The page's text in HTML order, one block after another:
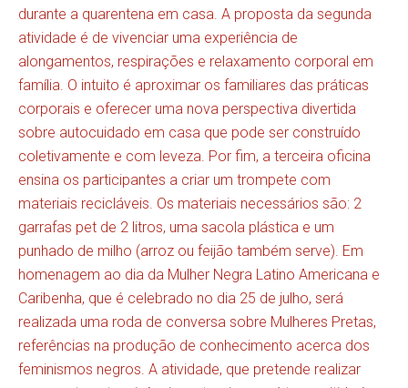
durante a quarentena em casa. A proposta da segunda
atividade é de vivenciar uma experiência de
alongamentos, respirações e relaxamento corporal em
família. O intuito é aproximar os familiares das práticas
corporais e oferecer uma nova perspectiva divertida
sobre autocuidado em casa que pode ser construído
coletivamente e com leveza. Por fim, a terceira oficina
ensina os participantes a criar um trompete com
materiais recicláveis. Os materiais necessários são: 2
garrafas pet de 2 litros, uma sacola plástica e um
punhado de milho (arroz ou feijão também serve). Em
homenagem ao dia da Mulher Negra Latino Americana e
Caribenha, que é celebrado no dia 25 de julho, será
realizada uma roda de conversa sobre Mulheres Pretas,
referências na produção de conhecimento acerca dos
feminismos negros. A atividade, que pretende realizar